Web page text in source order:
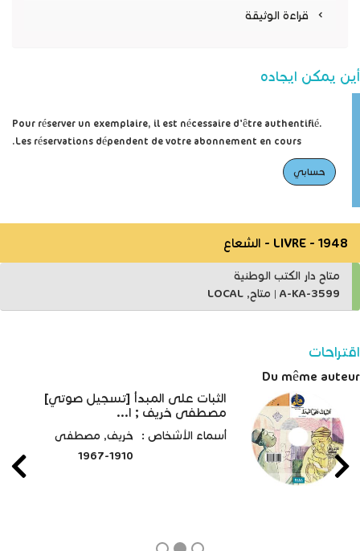
قراءة الوثيقة
أين يمكن ايجاده
Pour réserver un exemplaire, il est nécessaire d'être authentifié.
Les réservations dépendent de votre abonnement en cours.
حسابي
LIVRE - 1948 - الشعاع
متاح دار الكتب الوطنية
A-KA-3599
| متاح, LOCAL
اقتراحات
Du même auteur
الثبات على المبدأ [تسجيل صوتي]
مصطفى خريف ; ا...
أسماء الأشخاص :
خريف, مصطفى
1910-1967